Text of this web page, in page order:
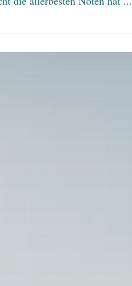
einfach faul ist und auch